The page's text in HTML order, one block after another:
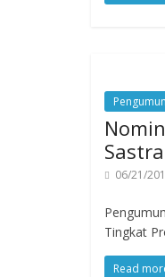
06/21/
Tingkat
Read